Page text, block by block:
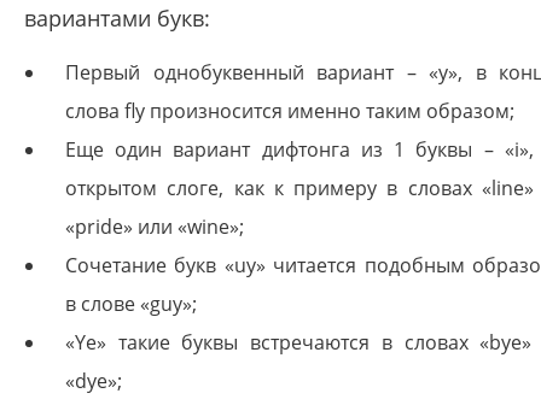
вариантами букв:
Первый однобуквенный вариант – «y», в
слова fly произносится именно таким образом;
Еще один вариант дифтонга из 1 буквы –
открытом слоге, как к примеру в словах
«pride» или «wine»;
Сочетание букв «uy» читается подобным
в слове «guy»;
«Ye» такие буквы встречаются в словах
«dye»;